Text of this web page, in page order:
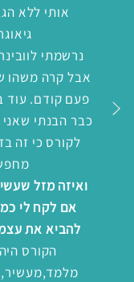
אותי ללא
נרשמתי
אבל קרה משהו
פעם קודם. עוד
כבר הבנתי
לקורס כי זה
ואיזה מזל
להביא את
הקורס
מלמד,מעשיר,